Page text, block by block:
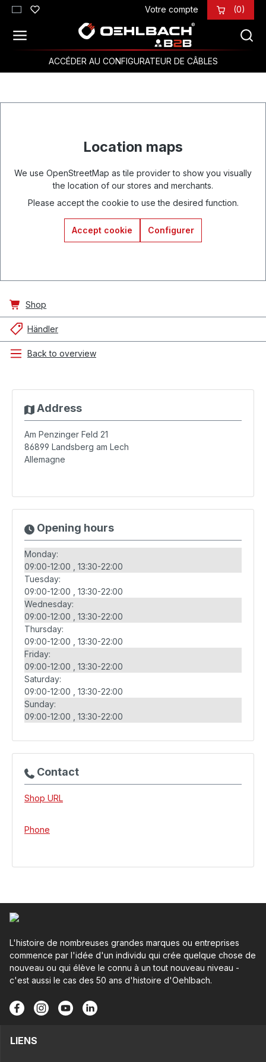
Passer au contenu principal Votre compte (0)
ACCÉDER AU CONFIGURATEUR DE CÂBLES
Location maps
We use OpenStreetMap as tile provider to show you visually
the location of our stores and merchants.
Please accept the cookie to use the desired function.
Accept cookie Configurer
Shop
Händler
Back to overview
Address
Am Penzinger Feld 21
86899 Landsberg am Lech
Allemagne
Opening hours
Monday:
09:00-12:00
13:30-22:00
Tuesday:
09:00-12:00
13:30-22:00
Wednesday:
09:00-12:00
13:30-22:00
Thursday:
09:00-12:00
13:30-22:00
Friday:
09:00-12:00
13:30-22:00
Saturday:
09:00-12:00
13:30-22:00
Sunday:
09:00-12:00
13:30-22:00
Contact
Shop URL
Phone
L'histoire de nombreuses grandes marques ou entreprises
commence par l'idée d'un individu qui crée quelque chose de
nouveau ou qui élève le connu à un tout nouveau niveau -
c'est aussi le cas des 50 ans d'histoire d'Oehlbach.
LIENS